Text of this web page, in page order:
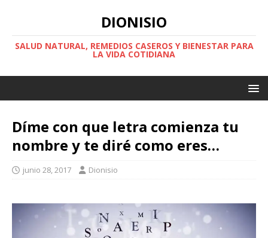
DIONISIO
SALUD NATURAL, REMEDIOS CASEROS Y BIENESTAR PARA
LA VIDA COTIDIANA
Díme con que letra comienza tu
nombre y te diré como eres…
junio 28, 2017 Dionisio